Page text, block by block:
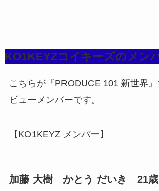
KO1KEYZコイキーズのメン
こちらが『PRODUCE 101 新世界
ビューメンバーです。
【KO1KEYZ メンバー】
加藤 大樹 かとう だいき 21歳